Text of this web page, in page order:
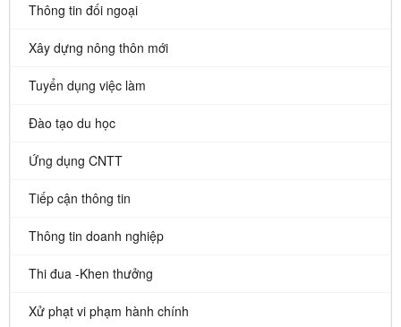
Thông tin đối ngoại
Xây dựng nông thôn mới
Tuyển dụng việc làm
Đào tạo du học
Ứng dụng CNTT
Tiếp cận thông tin
Thông tin doanh nghiệp
Thi đua -Khen thưởng
Xử phạt vi phạm hành chính